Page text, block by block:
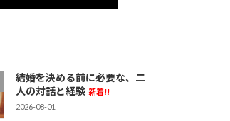
結婚を決める前に必要な、二
人の対話と経験 新着!!
2026-08-01